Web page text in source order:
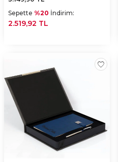
Sepette %20 İndirim:
2.519,92 TL